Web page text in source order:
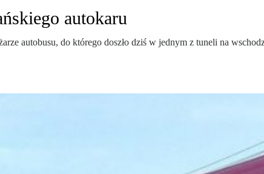
autokaru
autobusu, do którego doszło dziś w jednym z tuneli na